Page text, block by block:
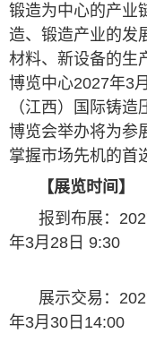
锻造为中心的产业
造、锻造产业的发
材料、新设备的生
博览中心2027年3
（江西）国际铸
博览会举办将为参
掌握市场先机的首
【展览时间】
报到布展：
年3月28日 9:30
展示交易：
年3月30日14:00